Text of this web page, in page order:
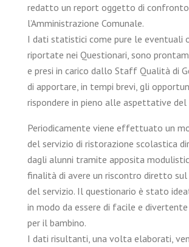
redatto un report oggetto di
l’Amministrazione Comunale.
I dati statistici come pure le eventuali
riportate nei Questionari, sono
e presi in carico dallo Staff Qualità di
di apportare, in tempi brevi, gli
rispondere in pieno alle aspettative del
Periodicamente viene effettuato un
del servizio di ristorazione scolastica
dagli alunni tramite apposita
finalità di avere un riscontro diretto
del servizio. Il questionario è stato
in modo da essere di facile e
per il bambino.
I dati risultanti, una volta elaborati,